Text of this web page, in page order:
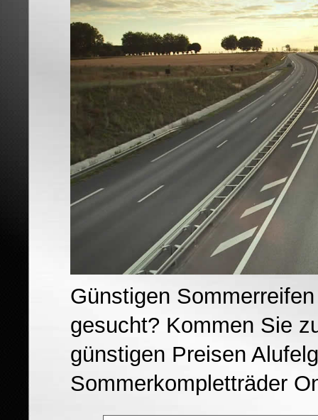
Günstigen
gesucht? Kommen Sie
günstigen Preisen
Sommerkompletträder